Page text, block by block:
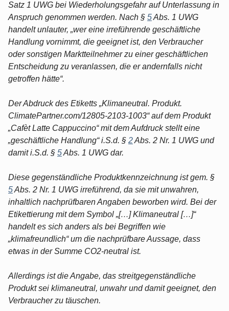
Satz 1 UWG bei Wiederholungsgefahr auf Unterlassung in
Anspruch genommen werden. Nach § 5Abs. 1 UWG
handelt unlauter, „wer eine irreführende geschäftliche
Handlung vornimmt, die geeignet ist, den Verbraucher
oder sonstigen Marktteilnehmer zu einer geschäftlichen
Entscheidung zu veranlassen, die er andernfalls nicht
getroffen hätte“.
Der Abdruck des Etiketts „Klimaneutral. Produkt.
ClimatePartner.com/12805-2103-1003“ auf dem Produkt
„Cafèt Latte Cappuccino“ mit dem Aufdruck stellt eine
„geschäftliche Handlung“ i.S.d. § 2Abs. 2 Nr. 1 UWG und
damit i.S.d. § 5Abs. 1 UWG dar.
Diese gegenständliche Produktkennzeichnung ist gem. §
5Abs. 2 Nr. 1 UWG irreführend, da sie mit unwahren,
inhaltlich nachprüfbaren Angaben beworben wird. Bei der
Etikettierung mit dem Symbol „[…] Klimaneutral […]“
handelt es sich anders als bei Begriffen wie
„klimafreundlich“ um die nachprüfbare Aussage, dass
etwas in der Summe CO2-neutral ist.
Allerdings ist die Angabe, das streitgegenständliche
Produkt sei klimaneutral, unwahr und damit geeignet, den
Verbraucher zu täuschen.